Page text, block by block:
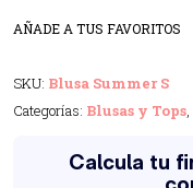
AÑADE A TUS FAVORITOS
SKU: Blusa Summer S
Categorías: Blusas y Tops,